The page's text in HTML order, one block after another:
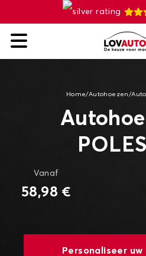
Home/Autohoezen /
Vanaf
58,98 €
Personaliseer